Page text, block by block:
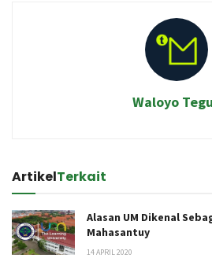
Waloyo
ArtikelTerkait
Alasan UM Dikenal
Mahasantuy
14 APRIL 2020